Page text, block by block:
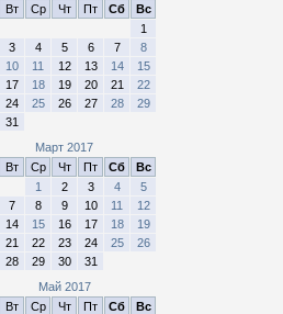
Вт Ср Чт Пт Сб
Вс
1
3 4 5 6 7
8
10 11 12 13 14
15
17 18 19 20 21
22
24 25 26 27 28
29
31
Март 2017
Вт Ср Чт Пт Сб
Вс
1
2 3 4
5
7 8 9 10 11
12
14 15 16 17 18
19
21 22 23 24 25
26
28 29 30
31
Май 2017
Вт Ср Чт Пт Сб
Вс